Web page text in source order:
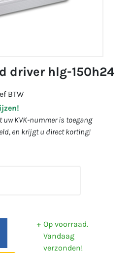
driver hlg-150h24
BTW
uw KVK-nummer is toegang
en krijgt u direct korting!
Op voorraad.
Vandaag
verzonden!